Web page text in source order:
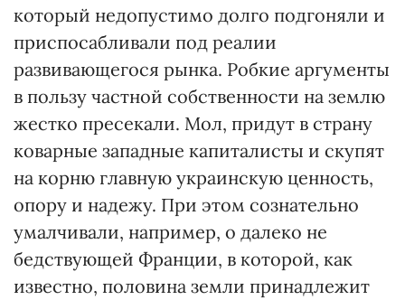
который недопустимо долго подгоняли и
приспосабливали под реалии
развивающегося рынка. Робкие аргументы
в пользу частной собственности на землю
жестко пресекали. Мол, придут в страну
коварные западные капиталисты и скупят
на корню главную украинскую ценность,
опору и надежу. При этом сознательно
умалчивали, например, о далеко не
бедствующей Франции, в которой, как
известно, половина земли принадлежит